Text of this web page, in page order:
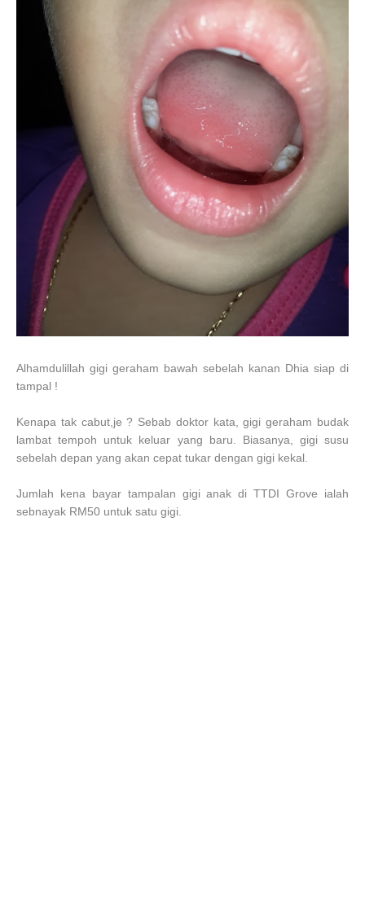
Alhamdulillah gigi geraham bawah sebelah kanan Dhia siap di
tampal !
Kenapa tak cabut,je ? Sebab doktor kata, gigi geraham budak
lambat tempoh untuk keluar yang baru. Biasanya, gigi susu
sebelah depan yang akan cepat tukar dengan gigi kekal.
Jumlah kena bayar tampalan gigi anak di TTDI Grove ialah
sebnayak RM50 untuk satu gigi.